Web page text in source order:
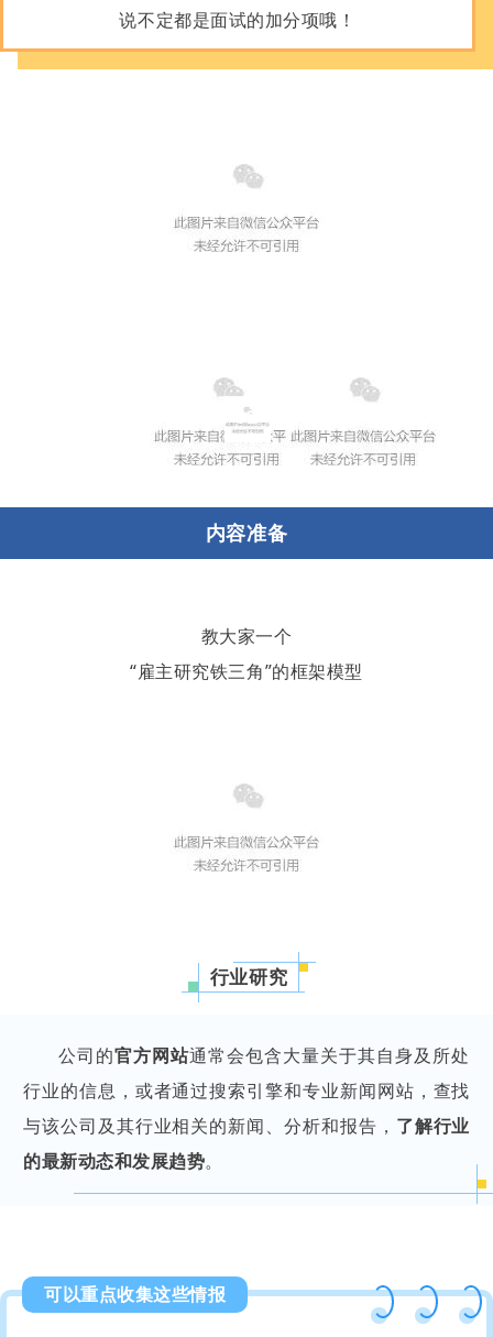
说不定都是面试的加分项哦！
02
内容准备
教大家一个
“雇主研究铁三角”的框架模型
行业研究
公司的官方网站通常会包含大量关于其自身及所处
行业的信息，或者通过搜索引擎和专业新闻网站，查找
与该公司及其行业相关的新闻、分析和报告， 了解行业
的最新动态和发展趋势。
可以重点收集这些情报